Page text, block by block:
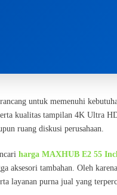
untuk memenuhi
kualitas tampilan 4K Ultra
ruang diskusi perusahaan.
harga MAXHUB E2 55
aksesori tambahan. Oleh
layanan purna jual yang